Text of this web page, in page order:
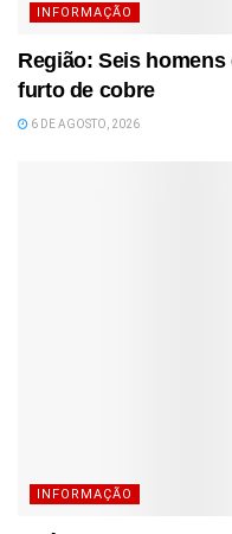
INFORMAÇÃO
Região: Seis
furto de cobre
6 DE AGOSTO, 2026
INFORMAÇÃO